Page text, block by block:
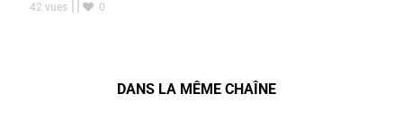
42 vues
0
DANS LA MÊME CHAÎNE